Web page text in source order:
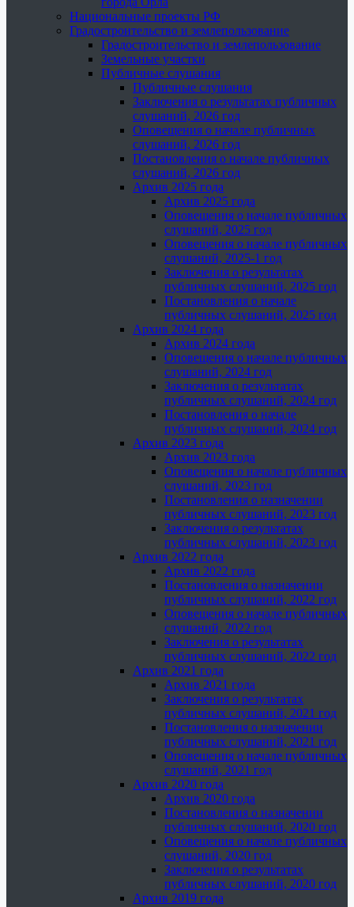
Национальные проекты РФ
Градостроительство и землепользование
Градостроительство и землепользование
Земельные участки
Публичные слушания
Публичные слушания
Заключения о результатах публичных
слушаний, 2026 год
Оповещения о начале публичных
слушаний, 2026 год
Постановления о начале публичных
слушаний, 2026 год
Архив 2025 года
Архив 2025 года
Оповещения о начале публичных
слушаний, 2025 год
Оповещения о начале публичных
слушаний, 2025-1 год
Заключения о результатах
публичных слушаний, 2025 год
Постановления о начале
публичных слушаний, 2025 год
Архив 2024 года
Архив 2024 года
Оповещения о начале публичных
слушаний, 2024 год
Заключения о результатах
публичных слушаний, 2024 год
Постановления о начале
публичных слушаний, 2024 год
Архив 2023 года
Архив 2023 года
Оповещения о начале публичных
слушаний, 2023 год
Постановления о назначении
публичных слушаний, 2023 год
Заключения о результатах
публичных слушаний, 2023 год
Архив 2022 года
Архив 2022 года
Постановления о назначении
публичных слушаний, 2022 год
Оповещения о начале публичных
слушаний, 2022 год
Заключения о результатах
публичных слушаний, 2022 год
Архив 2021 года
Архив 2021 года
Заключения о результатах
публичных слушаний, 2021 год
Постановления о назначении
публичных слушаний, 2021 год
Оповещения о начале публичных
слушаний, 2021 год
Архив 2020 года
Архив 2020 года
Постановления о назначении
публичных слушаний, 2020 год
Оповещения о начале публичных
слушаний, 2020 год
Заключения о результатах
публичных слушаний, 2020 год
Архив 2019 года